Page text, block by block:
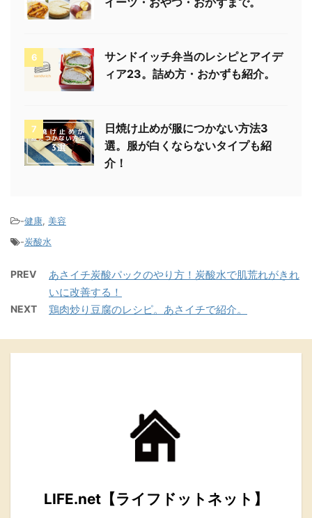
6
サンドイッチ弁当のレシピとアイデ
ィア23。詰め方・おかずも紹介。
7
日焼け止めが服につかない方法3
選。服が白くならないタイプも紹
介！
-健康, 美容
-炭酸水
PREV
あさイチ炭酸パックのやり方！炭酸水で肌荒れがきれ
いに改善する！
NEXT 鶏肉炒り豆腐のレシピ。あさイチで紹介。
LIFE.net【ライフドットネット】